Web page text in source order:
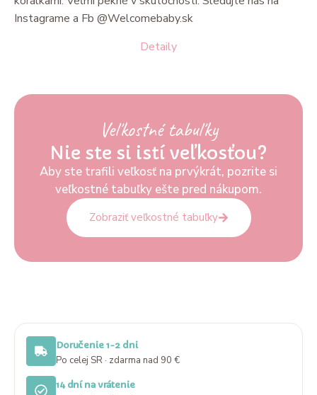
Detaily
Instagrame a Fb @Welcomebaby.sk
Veľkostné tabuľky
Nie ste si istí veľkosťou?
Aby ste trafili veľkosť na prvýkrát, pozrite si
veľkostné tabuľky ešte pred nákupom.
Zobraziť veľkostné tabuľky
Doručenie 1-2 dni
Po celej SR · zdarma nad 90 €
14 dní na vrátenie